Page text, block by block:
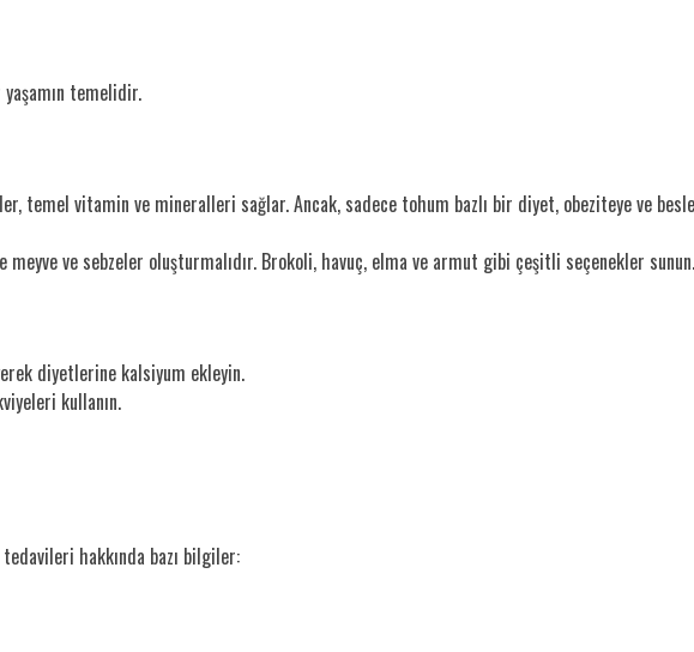
temelidir.
temel vitamin ve mineralleri sağlar. Ancak, sadece tohum bazlı bir diyet, obeziteye ve
ve sebzeler oluşturmalıdır. Brokoli, havuç, elma ve armut gibi çeşitli seçenekler sunun.
diyetlerine kalsiyum ekleyin.
kullanın.
hakkında bazı bilgiler: